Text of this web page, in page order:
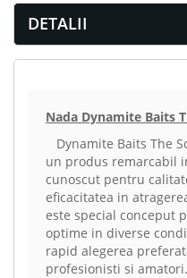
DETALII
Nada Dynamite Baits
Dynamite Baits The
un produs remarcabil
cunoscut pentru
eficacitatea in
este special conceput
optime in diverse
rapid alegerea
profesionisti si amatori.